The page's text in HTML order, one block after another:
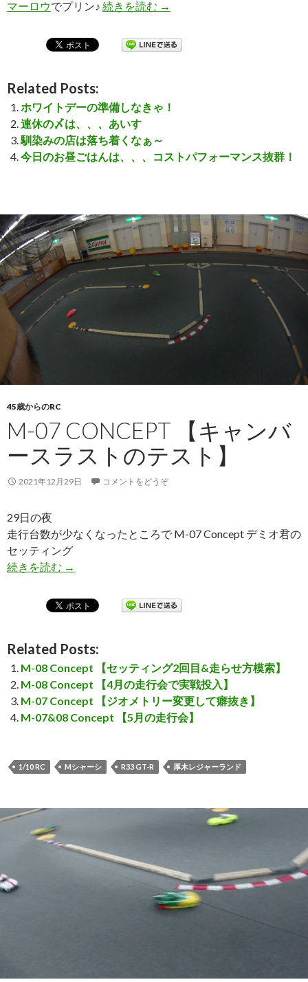
マーロウでプリン♪ 続きを読む 今日はプリンを楽しみに葉山
→
Related Posts:
ホワイトデーの準備しなきゃ！
連休の〆は、、、あいす
馴染みの店は落ち着くなぁ～
今日のお昼ごはんは、、、コストパフォーマンス抜群！
45歳からのRC
M-07 CONCEPT 【キャンバ
ースラストのテスト】
2021年12月29日 コメントをどうぞ
29日の夜
走行台数が少なくなったところで M-07 Concept デミオ君の
セッティング
続きを読む M-07 Concept 【キャンバースラストのテスト】
→
Related Posts:
M-08 Concept 【セッティング2回目&走らせ方模索】
M-08 Concept 【4月の走行会で実戦投入】
M-07 Concept 【ジオメトリー変更して癖抜き】
M-07&08 Concept 【5月の走行会】
1/10 RC Mシャーシ R33 GT-R 厚木レジャーランド